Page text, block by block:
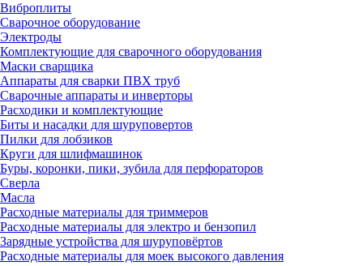
Виброплиты
Сварочное оборудование
Электроды
Комплектующие для сварочного оборудования
Маски сварщика
Аппараты для сварки ПВХ труб
Сварочные аппараты и инверторы
Расходики и комплектующие
Биты и насадки для шуруповертов
Пилки для лобзиков
Круги для шлифмашинок
Буры, коронки, пики, зубила для перфораторов
Сверла
Масла
Расходные материалы для триммеров
Расходные материалы для электро и бензопил
Зарядные устройства для шуруповёртов
Расходные материалы для моек высокого давления